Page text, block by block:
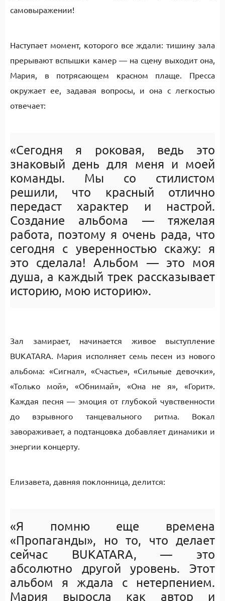
самовыражении!
Наступает момент, которого все ждали: тишину зала
прерывают вспышки камер — на сцену выходит она,
Мария, в потрясающем красном плаще. Пресса
окружает ее, задавая вопросы, и она с легкостью
отвечает:
«Сегодня я роковая, ведь это
знаковый день для меня и моей
команды. Мы со стилистом
решили, что красный отлично
передаст характер и настрой.
Создание альбома — тяжелая
работа, поэтому я очень рада, что
сегодня с уверенностью скажу: я
это сделала! Альбом — это моя
душа, а каждый трек рассказывает
историю, мою историю».
Зал замирает, начинается живое выступление
BUKATARA. Мария исполняет семь песен из нового
альбома: «Сигнал», «Счастье», «Сильные девочки»,
«Только мой», «Обнимай», «Она не я», «Горит».
Каждая песня — эмоция от глубокой чувственности
до взрывного танцевального ритма. Вокал
завораживает, а подтанцовка добавляет динамики и
энергии концерту.
Елизавета, давняя поклонница, делится:
«Я помню еще времена
«Пропаганды», но то, что делает
сейчас BUKATARA, — это
абсолютно другой уровень. Этот
альбом я ждала с нетерпением.
Мария выросла как автор и